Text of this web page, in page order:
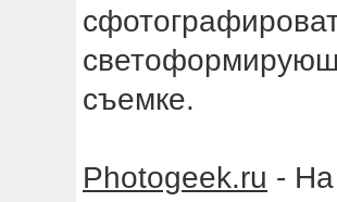
съемке.
Photogeek.ru -